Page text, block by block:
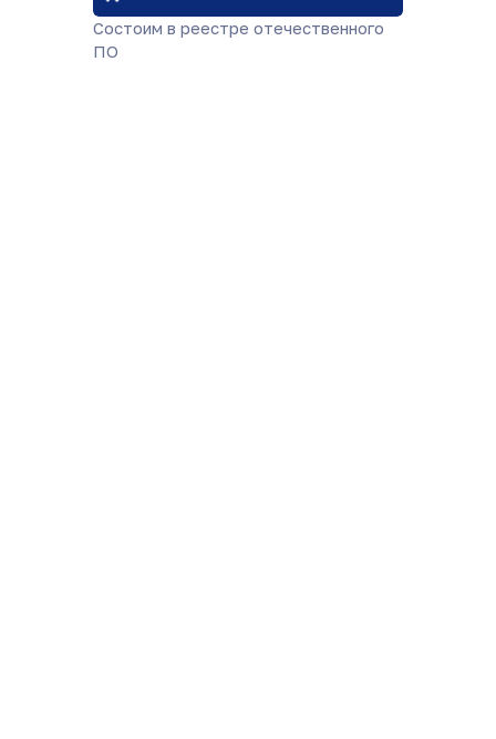
Состоим в реестре отечественного
ПО